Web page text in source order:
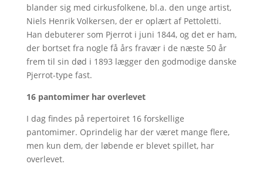
blander sig med cirkusfolkene, bl.a. den unge artist,
Niels Henrik Volkersen, der er oplært af Pettoletti.
Han debuterer som Pjerrot i juni 1844, og det er ham,
der bortset fra nogle få års fravær i de næste 50 år
frem til sin død i 1893 lægger den godmodige danske
Pjerrot-type fast.
16 pantomimer har overlevet
I dag findes på repertoiret 16 forskellige
pantomimer. Oprindelig har der været mange flere,
men kun dem, der løbende er blevet spillet, har
overlevet.